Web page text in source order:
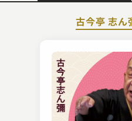
古今亭 志ん